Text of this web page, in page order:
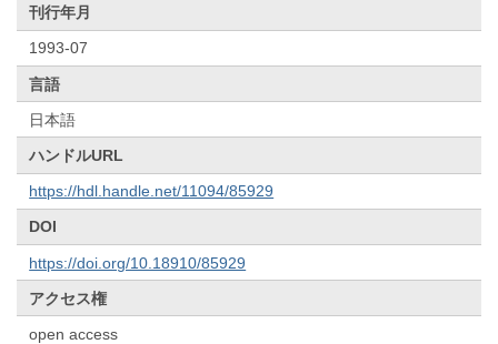
刊行年月
1993-07
言語
日本語
ハンドルURL
https://hdl.handle.net/11094/85929
DOI
https://doi.org/10.18910/85929
アクセス権
open access